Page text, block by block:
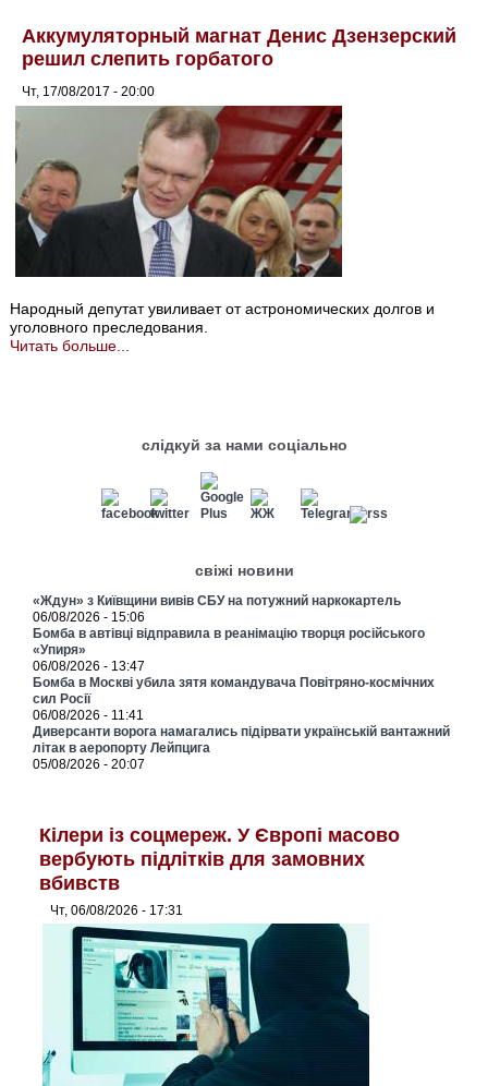
Аккумуляторный магнат Денис Дзензерский
решил слепить горбатого
Чт, 17/08/2017 - 20:00
Народный депутат увиливает от астрономических долгов и
уголовного преследования.
Читать больше...
слідкуй за нами соціально
свіжі новини
«Ждун» з Київщини вивів СБУ на потужний наркокартель
06/08/2026 - 15:06
Бомба в автівці відправила в реанімацію творця російського
«Упиря»
06/08/2026 - 13:47
Бомба в Москві убила зятя командувача Повітряно-космічних
сил Росії
06/08/2026 - 11:41
Диверсанти ворога намагались підірвати українській вантажний
літак в аеропорту Лейпцига
05/08/2026 - 20:07
Кілери із соцмереж. У Європі масово
вербують підлітків для замовних
вбивств
Чт, 06/08/2026 - 17:31